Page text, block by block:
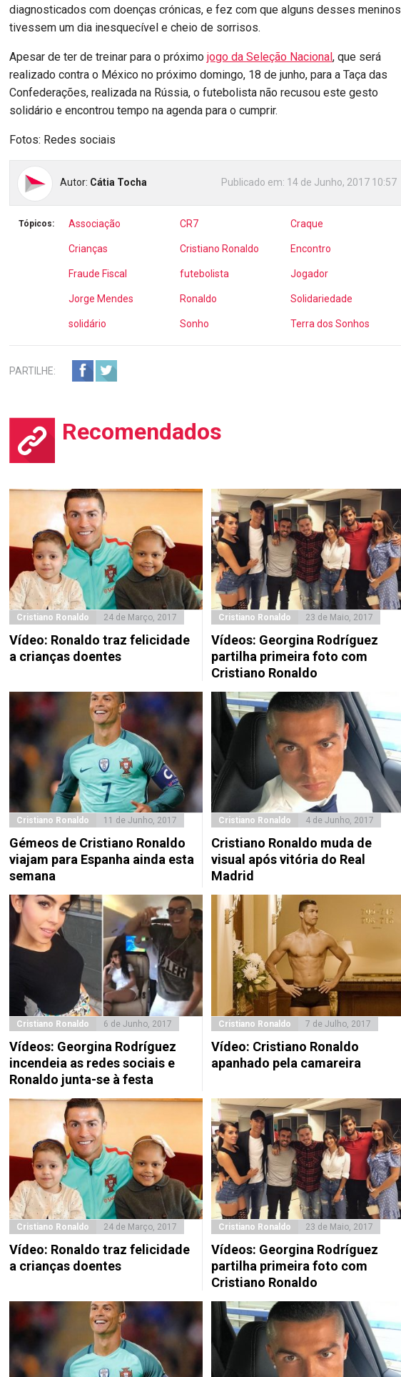
diagnosticados com doenças crónicas, e fez com que alguns desses meninos
tivessem um dia inesquecível e cheio de sorrisos.
Apesar de ter de treinar para o próximojogo da Seleção Nacional, que será
realizado contra o México no próximo domingo, 18 de junho, para a Taça das
Confederações, realizada na Rússia, o futebolista não recusou este gesto
solidário e encontrou tempo na agenda para o cumprir.
Fotos: Redes sociais
Autor: Cátia Tocha Publicado em: 14 de Junho, 2017 10:57
Tópicos: Associação CR7 Craque
Crianças Cristiano Ronaldo Encontro
Fraude Fiscal futebolista Jogador
Jorge Mendes Ronaldo Solidariedade
solidário Sonho Terra dos Sonhos
PARTILHE:
Recomendados
Cristiano Ronaldo 24 de Março, 2017
Vídeo: Ronaldo traz felicidade
a crianças doentes
Cristiano Ronaldo 23 de Maio, 2017
Vídeos: Georgina Rodríguez
partilha primeira foto com
Cristiano Ronaldo
Cristiano Ronaldo 11 de Junho, 2017
Gémeos de Cristiano Ronaldo
viajam para Espanha ainda esta
semana
Cristiano Ronaldo 4 de Junho, 2017
Cristiano Ronaldo muda de
visual após vitória do Real
Madrid
Cristiano Ronaldo 6 de Junho, 2017
Vídeos: Georgina Rodríguez
incendeia as redes sociais e
Ronaldo junta-se à festa
Cristiano Ronaldo 7 de Julho, 2017
Vídeo: Cristiano Ronaldo
apanhado pela camareira
Cristiano Ronaldo 24 de Março, 2017
Vídeo: Ronaldo traz felicidade
a crianças doentes
Cristiano Ronaldo 23 de Maio, 2017
Vídeos: Georgina Rodríguez
partilha primeira foto com
Cristiano Ronaldo